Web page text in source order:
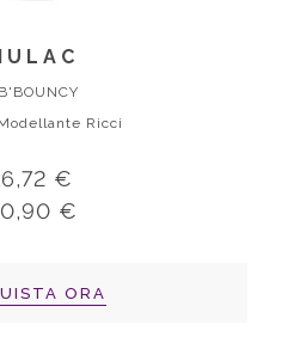
Ricci
€
€
ORA